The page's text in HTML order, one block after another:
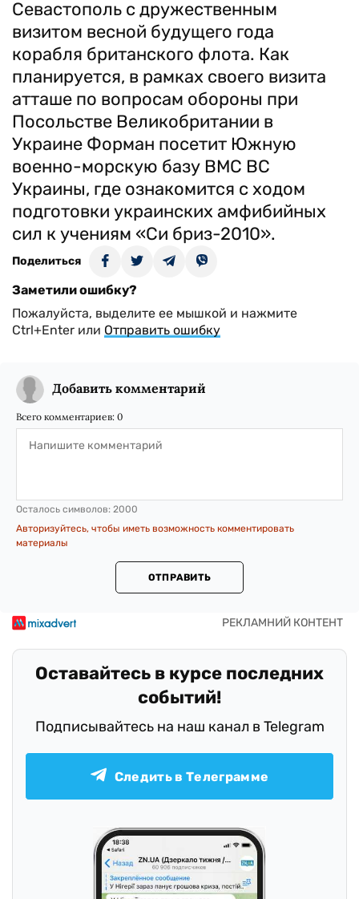
Севастополь с дружественным
визитом весной будущего года
корабля британского флота. Как
планируется, в рамках своего визита
атташе по вопросам обороны при
Посольстве Великобритании в
Украине Форман посетит Южную
военно-морскую базу ВМС ВС
Украины, где ознакомится с ходом
подготовки украинских амфибийных
сил к учениям «Си бриз-2010».
Поделиться
Заметили ошибку?
Пожалуйста, выделите ее мышкой и нажмите
Ctrl+Enter или Отправить ошибку
Добавить комментарий
Всего комментариев: 0
Осталось символов: 2000
Авторизуйтесь, чтобы иметь возможность комментировать
материалы
ОТПРАВИТЬ
Оставайтесь в курсе последних
событий!
Подписывайтесь на наш канал в Telegram
Следить в Телеграмме